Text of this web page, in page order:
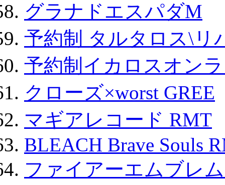
グラナドエスパダM
予約制 タルタロス\リ
予約制イカロスオン
クローズ×worst GREE
マギアレコード RMT
BLEACH Brave Souls
ファイアーエムブレ